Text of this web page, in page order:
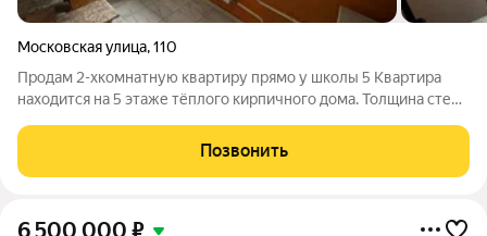
Московская улица,110
Продам 2-хкомнатную квартиру прямо у школы 5 Квартира
находится на 5 этаже тёплого кирпичного дома. Толщина стен
ремонт и новый домофон от ТСИ. Площадь квартиры 49 кв.м.
Санузел раздельный.
Позвонить
6 500 000 ₽